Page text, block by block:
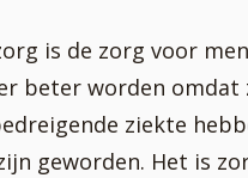
is de zorg voor
beter worden omdat
ziekte
geworden. Het is